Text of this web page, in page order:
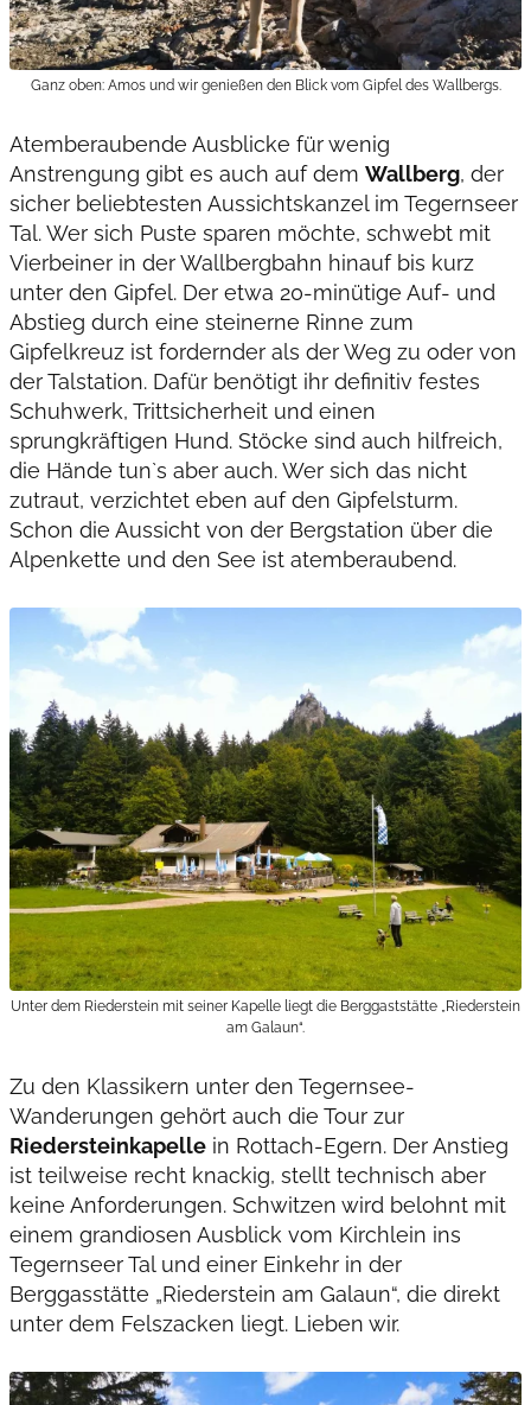
Ganz oben: Amos und wir genießen den Blick vom Gipfel des Wallbergs.
Atemberaubende Ausblicke für wenig
Anstrengung gibt es auch auf dem Wallberg, der
sicher beliebtesten Aussichtskanzel im Tegernseer
Tal. Wer sich Puste sparen möchte, schwebt mit
Vierbeiner in der Wallbergbahn hinauf bis kurz
unter den Gipfel. Der etwa 20-minütige Auf- und
Abstieg durch eine steinerne Rinne zum
Gipfelkreuz ist fordernder als der Weg zu oder von
der Talstation. Dafür benötigt ihr definitiv festes
Schuhwerk, Trittsicherheit und einen
sprungkräftigen Hund. Stöcke sind auch hilfreich,
die Hände tun`s aber auch. Wer sich das nicht
zutraut, verzichtet eben auf den Gipfelsturm.
Schon die Aussicht von der Bergstation über die
Alpenkette und den See ist atemberaubend.
Unter dem Riederstein mit seiner Kapelle liegt die Berggaststätte „Riederstein
am Galaun“.
Zu den Klassikern unter den Tegernsee-
Wanderungen gehört auch die Tour zur
Riedersteinkapelle in Rottach-Egern. Der Anstieg
ist teilweise recht knackig, stellt technisch aber
keine Anforderungen. Schwitzen wird belohnt mit
einem grandiosen Ausblick vom Kirchlein ins
Tegernseer Tal und einer Einkehr in der
Berggasstätte „Riederstein am Galaun“, die direkt
unter dem Felszacken liegt. Lieben wir.